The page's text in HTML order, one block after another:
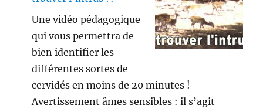
Une vidéo pédagogique
qui vous permettra de
bien identifier les
différentes sortes de
cervidés en moins de 20 minutes !
Avertissement âmes sensibles : il s’agit